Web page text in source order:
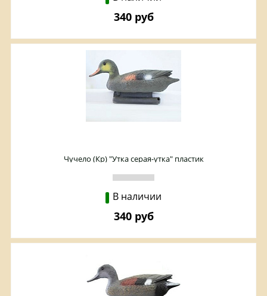
340 руб
Чучело (Кр) "Утка серая-утка" пластик
В наличии
340 руб